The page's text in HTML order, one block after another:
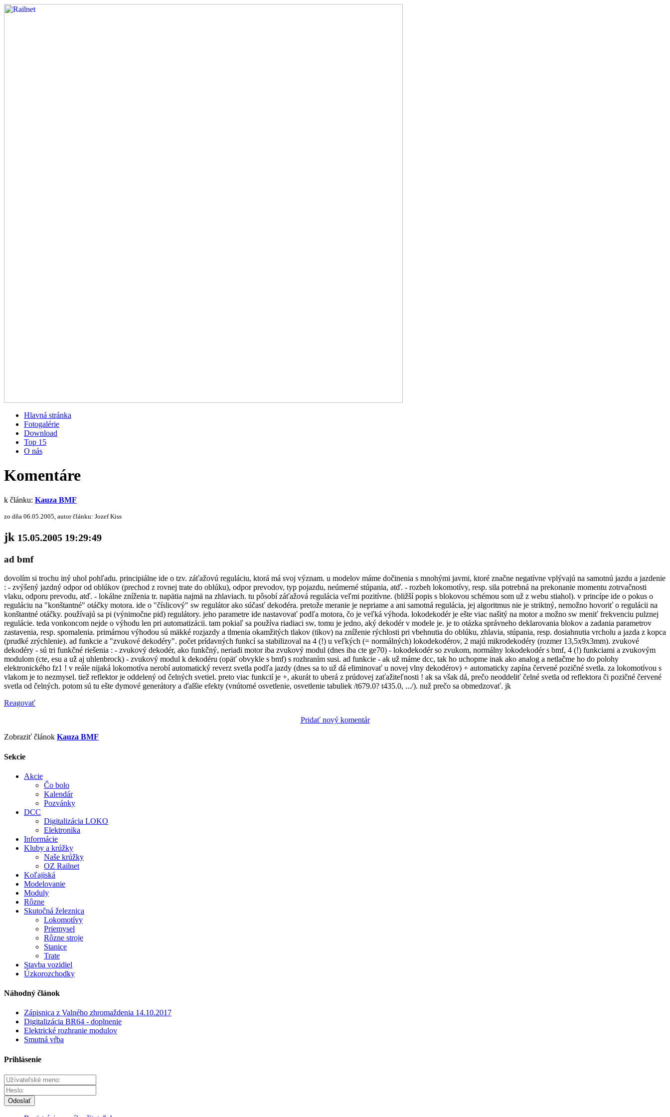
Hlavná stránka
Fotogalérie
Download
Top 15
O nás
Komentáre
k článku: Kauza BMF
zo dňa 06.05.2005, autor článku: Jozef Kiss
jk 15.05.2005 19:29:49
ad bmf
dovolím si trochu iný uhol pohľadu. principiálne ide o tzv. záťažovú reguláciu, ktorá má svoj význam. u modelov máme dočinenia s mnohými javmi, ktoré značne negatívne vplývajú na samotnú jazdu a jazdenie
: - zvýšený jazdný odpor od oblúkov (prechod z rovnej trate do oblúku), odpor prevodov, typ pojazdu, neúmerné stúpania, atď. - rozbeh lokomotívy, resp. sila potrebná na prekonanie momentu zotrvačnosti
vlaku, odporu prevodu, atď. - lokálne zníženia tr. napätia najmä na zhlaviach. tu pôsobí záťažová regulácia veľmi pozitívne. (bližší popis s blokovou schémou som už z webu stiahol). v princípe ide o pokus o
reguláciu na "konštantné" otáčky motora. ide o "číslicový" sw regulátor ako súčasť dekodéra. pretože meranie je nepriame a ani samotná regulácia, jej algoritmus nie je striktný, nemožno hovoriť o regulácii na
konštantné otáčky. používajú sa pi (výnimočne pid) regulátory. jeho parametre ide nastavovať podľa motora, čo je veľká výhoda. lokodekodér je ešte viac našitý na motor a možno sw meniť frekvenciu pulznej
regulácie. teda vonkoncom nejde o výhodu len pri automatizácii. tam pokiaľ sa používa riadiaci sw, tomu je jedno, aký dekodér v modele je. je to otázka správneho deklarovania blokov a zadania parametrov
zastavenia, resp. spomalenia. primárnou výhodou sú mäkké rozjazdy a tlmenia okamžitých tlakov (tikov) na zníženie rýchlosti pri vbehnutia do oblúku, zhlavia, stúpania, resp. dosiahnutia vrcholu a jazda z kopca
(prudké zrýchlenie). ad funkcie a "zvukové dekodéry". počet prídavných funkcí sa stabilizoval na 4 (!) u veľkých (= normálných) lokodekodérov, 2 majú mikrodekodéry (rozmer 13,5x9x3mm). zvukové
dekodéry - sú tri funkčné riešenia : - zvukový dekodér, ako funkčný, neriadi motor iba zvukový modul (dnes iba cte ge70) - lokodekodér so zvukom, normálny lokodekodér s bmf, 4 (!) funkciami a zvukovým
modulom (cte, esu a už aj uhlenbrock) - zvukový modul k dekodéru (opäť obvykle s bmf) s rozhraním susi. ad funkcie - ak už máme dcc, tak ho uchopme inak ako analog a netlačme ho do polohy
elektronického fz1 ! v reále nijaká lokomotíva nerobí automatický reverz svetla podľa jazdy (dnes sa to už dá eliminovať u novej vlny dekodérov) + automaticky zapína červené pozičné svetla. za lokomotívou s
vlakom je to nezmysel. tiež reflektor je oddelený od čelných svetiel. preto viac funkcií je +, akurát to uberá z prúdovej zaťažiteľnosti ! ak sa však dá, prečo neoddeliť čelné svetla od reflektora či pozičné červené
svetla od čelných. potom sú tu ešte dymové generátory a ďalšie efekty (vnútorné osvetlenie, osvetlenie tabuliek /t679.0? t435.0, .../). nuž prečo sa obmedzovať. jk
Reagovať
Pridať nový komentár
Zobraziť článok Kauza BMF
Sekcie
Akcie
Čo bolo
Kalendár
Pozvánky
DCC
Digitalizácia LOKO
Elektronika
Informácie
Kluby a krúžky
Naše krúžky
OZ Railnet
Koľajiská
Modelovanie
Moduly
Rôzne
Skutočná železnica
Lokomotívy
Priemysel
Rôzne stroje
Stanice
Trate
Stavba vozidiel
Úzkorozchodky
Náhodný článok
Zápisnica z Valného zhromaždenia 14.10.2017
Digitalizácia BR64 - doplnenie
Elektrické rozhranie modulov
Smutná vŕba
Prihlásenie
Odoslať